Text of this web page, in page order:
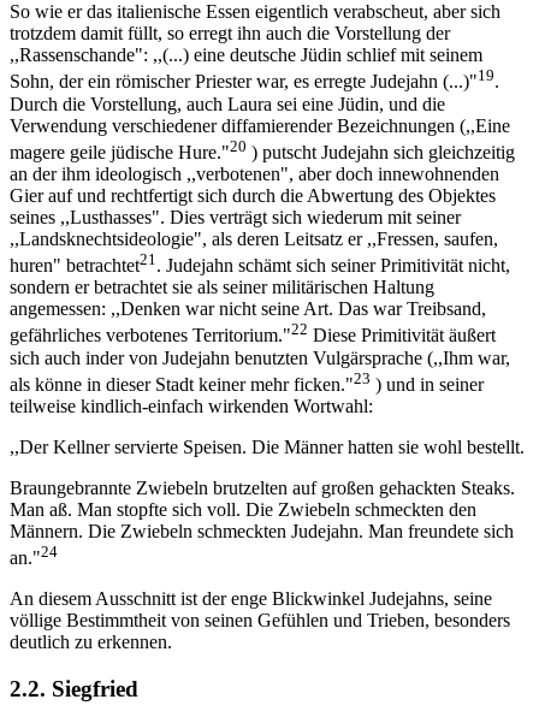
So wie er das italienische Essen eigentlich verabscheut, aber sich
trotzdem damit füllt, so erregt ihn auch die Vorstellung der
,,Rassenschande": ,,(...) eine deutsche Jüdin schlief mit seinem
Sohn, der ein römischer Priester war, es erregte Judejahn (...)"19.
Durch die Vorstellung, auch Laura sei eine Jüdin, und die
Verwendung verschiedener diffamierender Bezeichnungen (,,Eine
magere geile jüdische Hure."20 ) putscht Judejahn sich gleichzeitig
an der ihm ideologisch ,,verbotenen", aber doch innewohnenden
Gier auf und rechtfertigt sich durch die Abwertung des Objektes
seines ,,Lusthasses". Dies verträgt sich wiederum mit seiner
,,Landsknechtsideologie", als deren Leitsatz er ,,Fressen, saufen,
huren" betrachtet21. Judejahn schämt sich seiner Primitivität nicht,
sondern er betrachtet sie als seiner militärischen Haltung
angemessen: ,,Denken war nicht seine Art. Das war Treibsand,
gefährliches verbotenes Territorium."22 Diese Primitivität äußert
sich auch inder von Judejahn benutzten Vulgärsprache (,,Ihm war,
als könne in dieser Stadt keiner mehr ficken."23 ) und in seiner
teilweise kindlich-einfach wirkenden Wortwahl:
,,Der Kellner servierte Speisen. Die Männer hatten sie wohl bestellt.
Braungebrannte Zwiebeln brutzelten auf großen gehackten Steaks.
Man aß. Man stopfte sich voll. Die Zwiebeln schmeckten den
Männern. Die Zwiebeln schmeckten Judejahn. Man freundete sich
an."24
An diesem Ausschnitt ist der enge Blickwinkel Judejahns, seine
völlige Bestimmtheit von seinen Gefühlen und Trieben, besonders
deutlich zu erkennen.
2.2. Siegfried